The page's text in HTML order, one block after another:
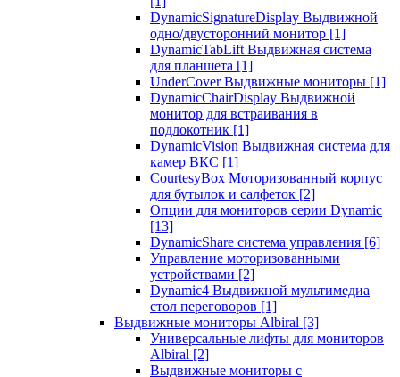
DynamicSignatureDisplay Выдвижной
одно/двусторонний монитор [1]
DynamicTabLift Выдвижная система
для планшета [1]
UnderCover Выдвижные мониторы [1]
DynamicChairDisplay Выдвижной
монитор для встраивания в
подлокотник [1]
DynamicVision Выдвижная система для
камер ВКС [1]
CourtesyBox Моторизованный корпус
для бутылок и салфеток [2]
Опции для мониторов серии Dynamic
[13]
DynamicShare система управления [6]
Управление моторизованными
устройствами [2]
Dynamic4 Выдвижной мультимедиа
стол переговоров [1]
Выдвижные мониторы Albiral [3]
Универсальные лифты для мониторов
Albiral [2]
Выдвижные мониторы с